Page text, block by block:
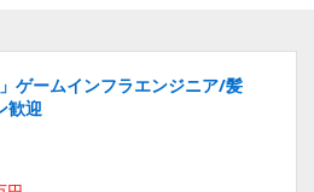
ゲームインフラエンジニア/髪
歓迎